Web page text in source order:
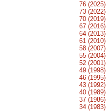
76 (2025)
73 (2022)
70 (2019)
67 (2016)
64 (2013)
61 (2010)
58 (2007)
55 (2004)
52 (2001)
49 (1998)
46 (1995)
43 (1992)
40 (1989)
37 (1986)
34 (1983)